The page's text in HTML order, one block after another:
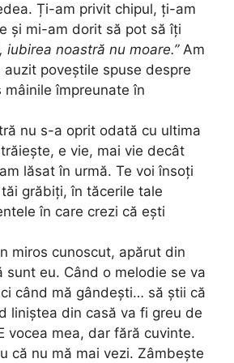
Ți-am privit chipul, ți-am
și mi-am dorit să pot să îți
iubirea noastră nu moare.”Am
poveștile spuse despre
mâinile împreunate în
nu s-a oprit odată cu ultima
e vie, mai vie decât
lăsat în urmă. Te voi însoți
grăbiți, în tăcerile tale
în care crezi că ești
miros cunoscut, apărut din
sunt eu. Când o melodie se va
când mă gândești… să știi că
liniștea din casă va fi greu de
vocea mea, dar fără cuvinte.
că nu mă mai vezi. Zâmbește